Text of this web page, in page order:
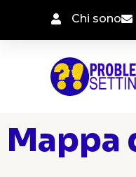
contenuto
Chi sono
Mappa